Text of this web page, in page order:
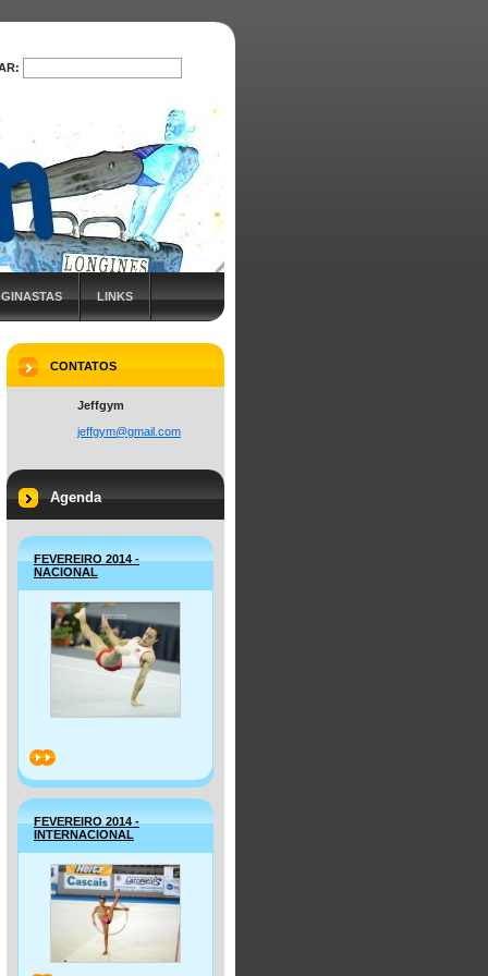
LINKS
CONTATOS
Jeffgym
jeffgym@gmail.com
Agenda
FEVEREIRO 2014 -
NACIONAL
>>
FEVEREIRO 2014 -
INTERNACIONAL